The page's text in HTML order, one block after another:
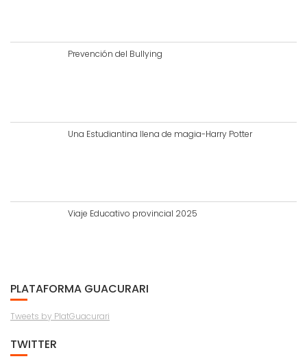
Prevención del Bullying
Una Estudiantina llena de magia-Harry Potter
Viaje Educativo provincial 2025
PLATAFORMA GUACURARI
Tweets by PlatGuacurari
TWITTER